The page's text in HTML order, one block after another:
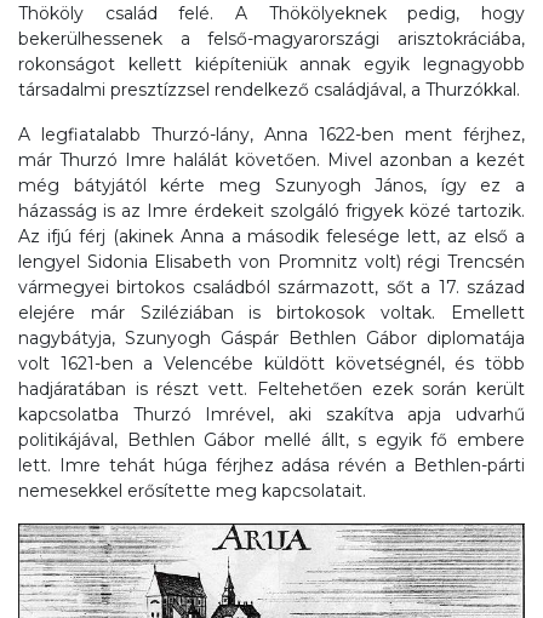
Thököly család felé. A Thökölyeknek pedig, hogy
bekerülhessenek a felső-magyarországi arisztokráciába,
rokonságot kellett kiépíteniük annak egyik legnagyobb
társadalmi presztízzsel rendelkező családjával, a Thurzókkal.
A legfiatalabb Thurzó-lány, Anna 1622-ben ment férjhez,
már Thurzó Imre halálát követően. Mivel azonban a kezét
még bátyjától kérte meg Szunyogh János, így ez a
házasság is az Imre érdekeit szolgáló frigyek közé tartozik.
Az ifjú férj (akinek Anna a második felesége lett, az első a
lengyel Sidonia Elisabeth von Promnitz volt) régi Trencsén
vármegyei birtokos családból származott, sőt a 17. század
elejére már Sziléziában is birtokosok voltak. Emellett
nagybátyja, Szunyogh Gáspár Bethlen Gábor diplomatája
volt 1621-ben a Velencébe küldött követségnél, és több
hadjáratában is részt vett. Feltehetően ezek során került
kapcsolatba Thurzó Imrével, aki szakítva apja udvarhű
politikájával, Bethlen Gábor mellé állt, s egyik fő embere
lett. Imre tehát húga férjhez adása révén a Bethlen-párti
nemesekkel erősítette meg kapcsolatait.